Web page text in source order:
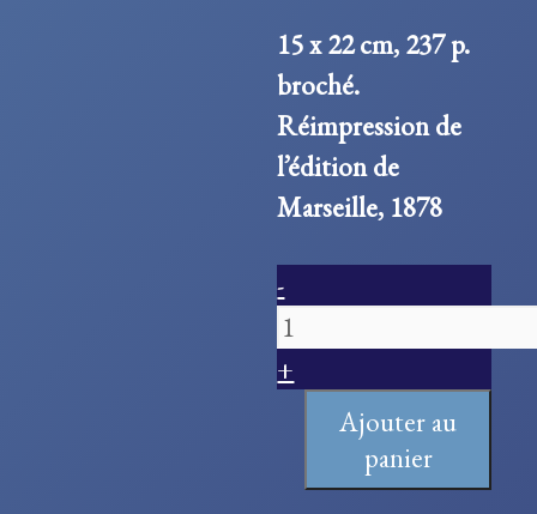
15 x 22 cm, 237 p.
broché.
Réimpression de
l’édition de
Marseille, 1878
-quantité
de
Les
Invasions
Sarrasins
+
Ajouter au
panier